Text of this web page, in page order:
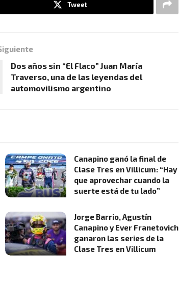
Tweet
Dos años sin “El Flaco” Juan María
Traverso, una de las leyendas del
automovilismo argentino
Canapino ganó la final de
Clase Tres en Villicum: “Hay
que aprovechar cuando la
suerte está de tu lado”
Jorge Barrio, Agustín
Canapino y Ever Franetovich
ganaron las series de la
Clase Tres en Villicum